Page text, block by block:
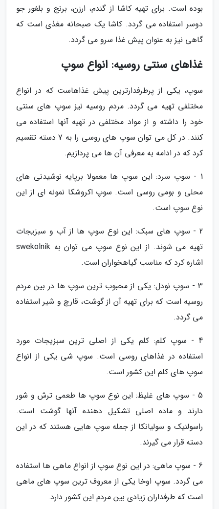
بوده است. برای تهیه کاشا از گندم، ارزن، برنج و بلغور جو
دوسر استفاده می گردد. کاشا یک صبحانه مغذی است که
گاهی نیز به عنوان پیش غذا سرو می گردد.
غذاهای سنتی روسیه: انواع سوپ
سوپ، یکی از پرطرفدارترین پیش غذاهاست که در انواع
مختلفی تهیه می گردد. مردم روسیه نیز سوپ های سنتی
خود را داشته و از مواد مختلفی در تهیه آنها استفاده می
کنند. در کل می توان سوپ های روسی را به 7 دسته تقسیم
کرد که در ادامه به معرفی آن ها می پردازیم.
1 - سوپ سرد: این سوپ ها معمولا برپایه نوشیدنی های
محلی و بومی روسی است. سوپ اکروشکا نمونه ای از این
نوع سوپ است.
2 - سوپ های سبک: این نوع سوپ ها از آب و سبزیجات
تهیه می شوند. از این نوع سوپ می توان به swekolnik
اشاره کرد که مناسب گیاهخواران است.
3 - سوپ نودل: یکی از محبوب ترین سوپ ها در بین مردم
روسیه است که برای تهیه آن از گوشت، قارچ و شیر استفاده
می گردد.
4 - سوپ کلم: کلم یکی از اصلی ترین سبزیجات مورد
استفاده در غذاهای روسی است. سوپ شی یکی از انواع
سوپ های کلم این کشور است.
5 - سوپ های غلیظ: این نوع سوپ ها طعمی ترش و شور
دارند و ماده اصلی تشکیل دهنده آنها گوشت است.
راسولنیک و سولیانکا از جمله سوپ هایی هستند که در این
دسته قرار می گیرند.
6 - سوپ ماهی: در این نوع سوپ از انواع ماهی ها استفاده
می گردد. سوپ اوخا یکی از معروف ترین سوپ های ماهی
است که طرفداران زیادی بین مردم این کشور دارد.